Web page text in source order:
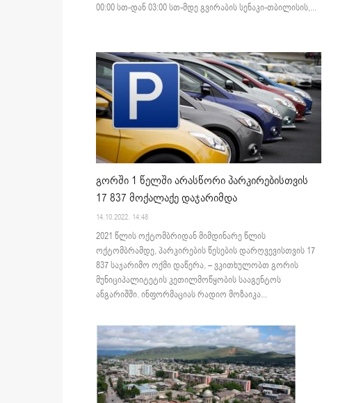
00:00 სთ-დან 03:00 სთ-მდე გვირაბის სენაკი-თბილისის,...
გორში 1 წელში არასწორი პარკირებისთვის
17 837 მოქალაქე დაჯარიმდა
14.10.2022. 14:48
2021 წლის ოქტომბრიდან მიმდინარე წლის
ოქტომბრამდე, პარკირების წესების დარღვევისთვის 17
837 საჯარიმო ოქმი დაწერა, – ვკითხულობთ გორის
მუნიციპალიტეტის კეთილმოწყობის სააგენტოს
ანგარიშში. ინფორმაციას რადიო მოზაიკა...